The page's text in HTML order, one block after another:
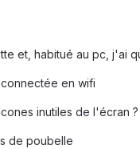
et, habitué au pc, j'ai
en wifi
inutiles de l'écran ?
de poubelle